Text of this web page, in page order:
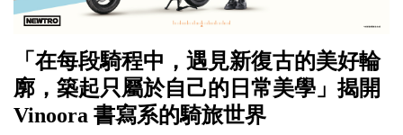
「在每段騎程中，遇見新復古的美好輪
廓，築起只屬於自己的日常美學」揭開
Vinoora 書寫系的騎旅世界